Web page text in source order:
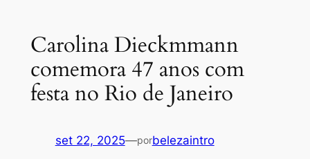
Carolina Dieckmmann
comemora 47 anos com
festa no Rio de Janeiro
set 22, 2025—porbelezaintro